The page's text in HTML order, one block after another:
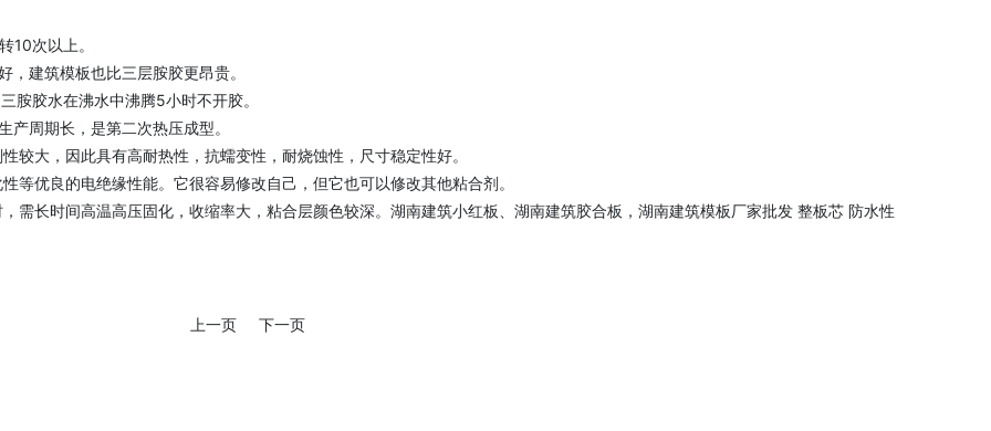
10次以上。
建筑模板也比三层胺胶更昂贵。
胺胶水在沸水中沸腾5小时不开胶。
周期长，是第二次热压成型。
较大，因此具有高耐热性，抗蠕变性，耐烧蚀性，尺寸稳定性好。
等优良的电绝缘性能。它很容易修改自己，但它也可以修改其他粘合剂。
需长时间高温高压固化，收缩率大，粘合层颜色较深。湖南建筑小红板、湖南建筑胶合板，湖南建筑模板厂家批发 整板芯 防水性
上一页 下一页